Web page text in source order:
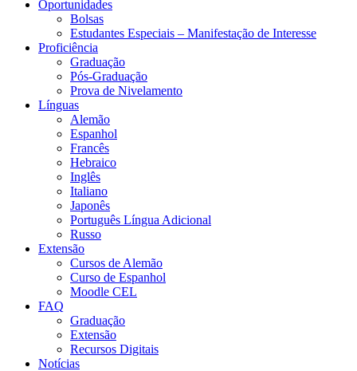
Oportunidades
Bolsas
Estudantes Especiais – Manifestação de Interesse
Proficiência
Graduação
Pós-Graduação
Prova de Nivelamento
Línguas
Alemão
Espanhol
Francês
Hebraico
Inglês
Italiano
Japonês
Português Língua Adicional
Russo
Extensão
Cursos de Alemão
Curso de Espanhol
Moodle CEL
FAQ
Graduação
Extensão
Recursos Digitais
Notícias